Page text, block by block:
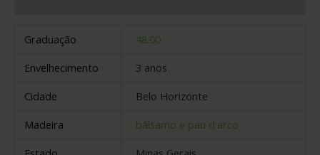
Graduação
48.00
Envelhecimento
3 anos
Cidade
Belo Horizonte
Madeira
bálsamo e pau d'arco